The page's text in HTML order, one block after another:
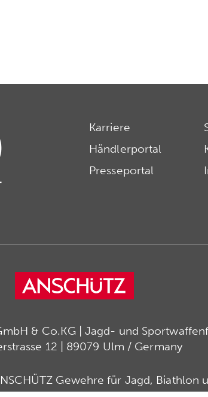
Karriere
Händlerportal
Presseportal
& Co.KG | Jagd- und
12 | 89079 Ulm / Germany
Gewehre für Jagd, Biathlon